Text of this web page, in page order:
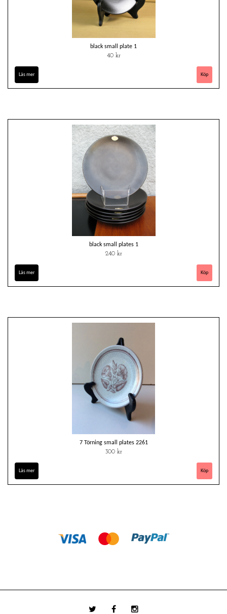
black small plate 1
40 kr
Läs mer
black small plates 1
240 kr
Läs mer
7 Törning small plates 2261
300 kr
Läs mer